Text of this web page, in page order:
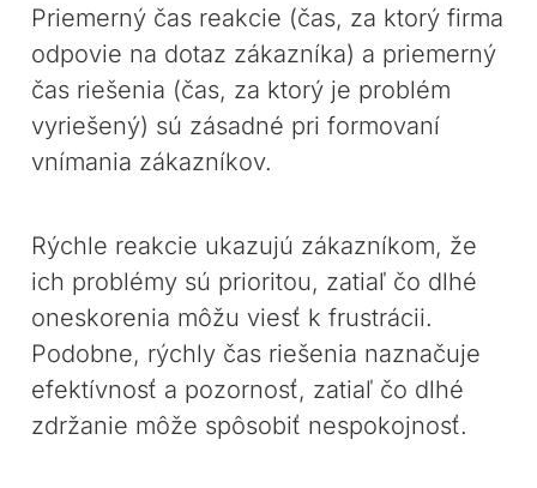
Priemerný čas reakcie (čas, za ktorý firma
odpovie na dotaz zákazníka) a priemerný
čas riešenia (čas, za ktorý je problém
vyriešený) sú zásadné pri formovaní
vnímania zákazníkov.
Rýchle reakcie ukazujú zákazníkom, že
ich problémy sú prioritou, zatiaľ čo dlhé
oneskorenia môžu viesť k frustrácii.
Podobne, rýchly čas riešenia naznačuje
efektívnosť a pozornosť, zatiaľ čo dlhé
zdržanie môže spôsobiť nespokojnosť.